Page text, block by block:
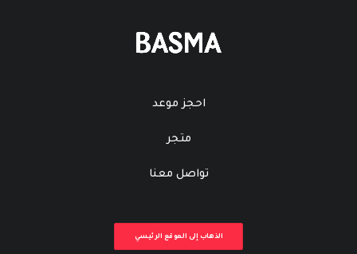
احجز موعد
متجر
تواصل معنا
الذهاب إلى الموقع الرئيسي